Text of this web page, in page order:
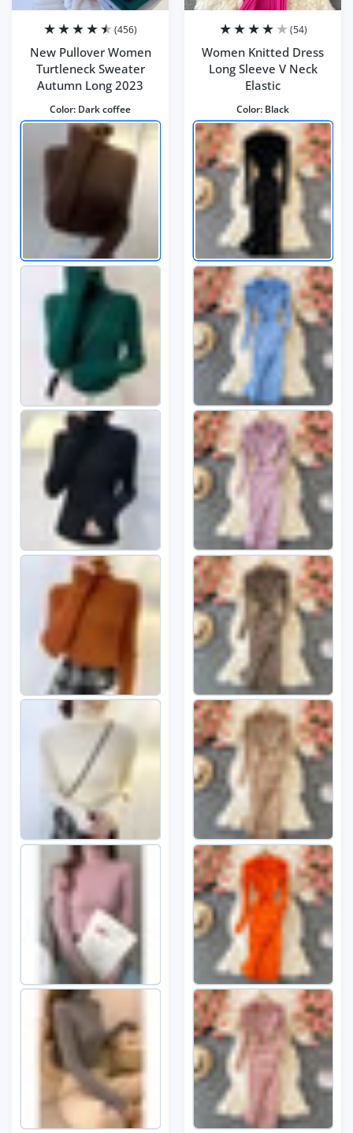
(456)
New Pullover Women
Turtleneck Sweater
Autumn Long 2023
Color: Dark coffee
(54)
Women Knitted Dress
Long Sleeve V Neck
Elastic
Color: Black